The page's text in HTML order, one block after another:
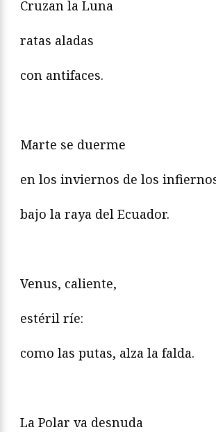
Cruzan la Luna
ratas aladas
con antifaces.
Marte se duerme
en los inviernos de los
bajo la raya del Ecuador.
Venus, caliente,
estéril ríe:
como las putas, alza la falda.
La Polar va desnuda